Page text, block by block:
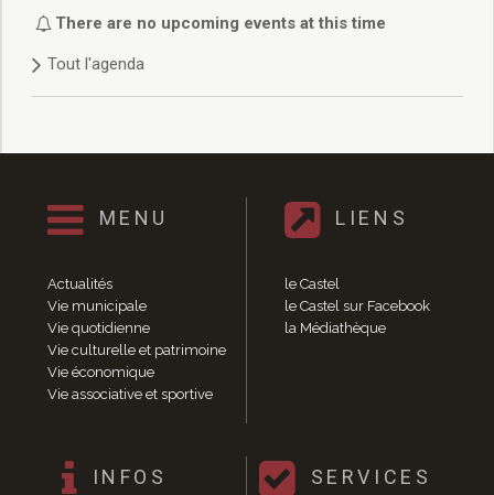
Délibérations 2021
Délibérations 2020
Délibérations 2019
Délibérations 2018
Délibérations 2014
Délibérations 2013
Délibérations 2011
Délibérations 2010
Délibérations 2009
Délibérations 2008
Agenda réunions publiques
Marchés publics
Vie quotidienne
There are no upcoming events at this time
Tout l'agenda
MENU
Actualités
Vie municipale
Vie quotidienne
Vie culturelle et patrimoine
Vie économique
Vie associative et sportive
LIENS
le Castel
le Castel sur Facebook
la Médiathèque
INFOS SERVICES